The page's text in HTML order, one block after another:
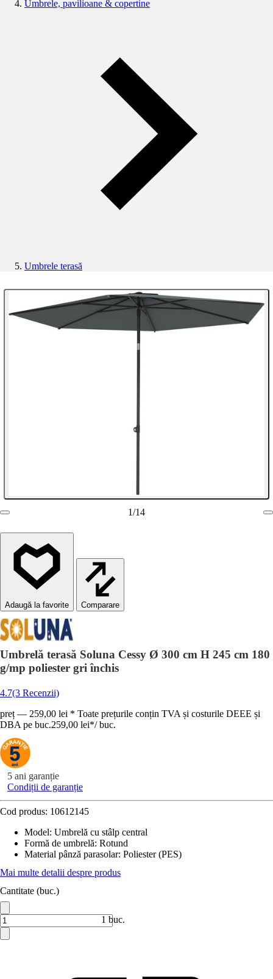
Umbrele, pavilioane & copertine
Umbrele terasă
1/14
Comparare
Umbrelă terasă Soluna Cessy Ø 300 cm H 245 cm 180
g/mp poliester gri închis
4.7(3 Recenzii)
preț — 259,00 lei * Toate prețurile conțin TVA și costurile DEEE și
DBA pe buc.259,00 lei*/ buc.
5 ani garanție
Condiții de garanție
Cod produs: 10612145
Model: Umbrelă cu stâlp central
Formă de umbrelă: Rotund
Material pânză parasolar: Poliester (PES)
Mai multe detalii despre produs
Cantitate (buc.)
1 buc.